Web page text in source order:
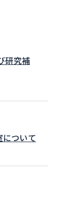
研究補
について